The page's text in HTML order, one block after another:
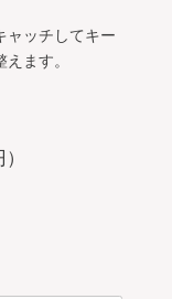
ャッチしてキー
ます。